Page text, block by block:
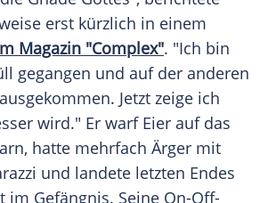
erst kürzlich in einem
Magazin "Complex". "Ich bin
gegangen und auf der anderen
Jetzt zeige ich
wird." Er warf Eier auf das
hatte mehrfach Ärger mit
und landete letzten Endes
im Gefängnis. Seine On-Off-